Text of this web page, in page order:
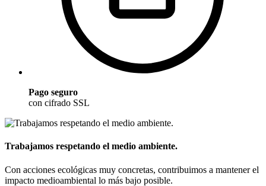
Pago seguro
con cifrado SSL
Trabajamos respetando el medio ambiente.
Con acciones ecológicas muy concretas, contribuimos a mantener el
impacto medioambiental lo más bajo posible.